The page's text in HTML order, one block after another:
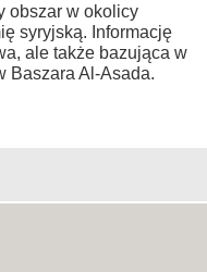
obszar w okolicy
syryjską. Informację
ale także bazująca w
Baszara Al-Asada.